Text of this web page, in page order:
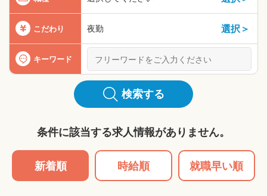
こだわり 夜勤 選択＞
キーワード
検索する
条件に該当する求人情報がありません。
新着順 時給順 就職早い順